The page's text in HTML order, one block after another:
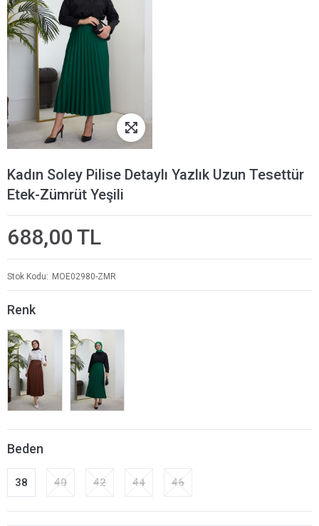
Kadın Soley Pilise Detaylı Yazlık Uzun Tesettür
Etek-Zümrüt Yeşili
688,00 TL
Stok Kodu MOE02980-ZMR
Renk
Beden
38 40 42 44 46